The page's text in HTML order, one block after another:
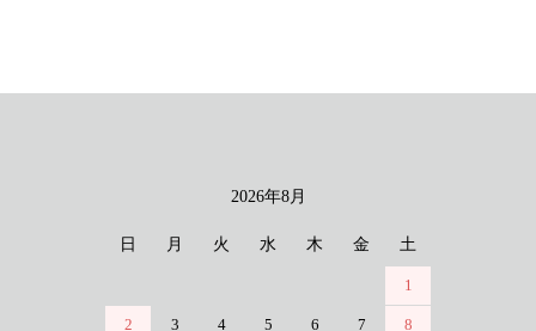
2026年8月
日 月 火 水 木 金 土
1
2 3 4 5 6 7 8